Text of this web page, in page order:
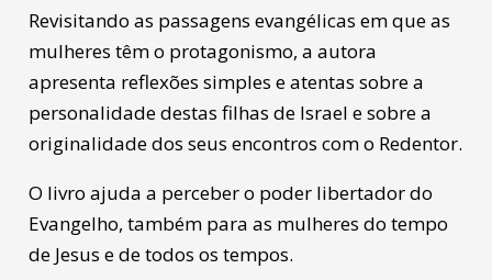
Revisitando as passagens evangélicas em que as
mulheres têm o protagonismo, a autora
apresenta reflexões simples e atentas sobre a
personalidade destas filhas de Israel e sobre a
originalidade dos seus encontros com o Redentor.
O livro ajuda a perceber o poder libertador do
Evangelho, também para as mulheres do tempo
de Jesus e de todos os tempos.